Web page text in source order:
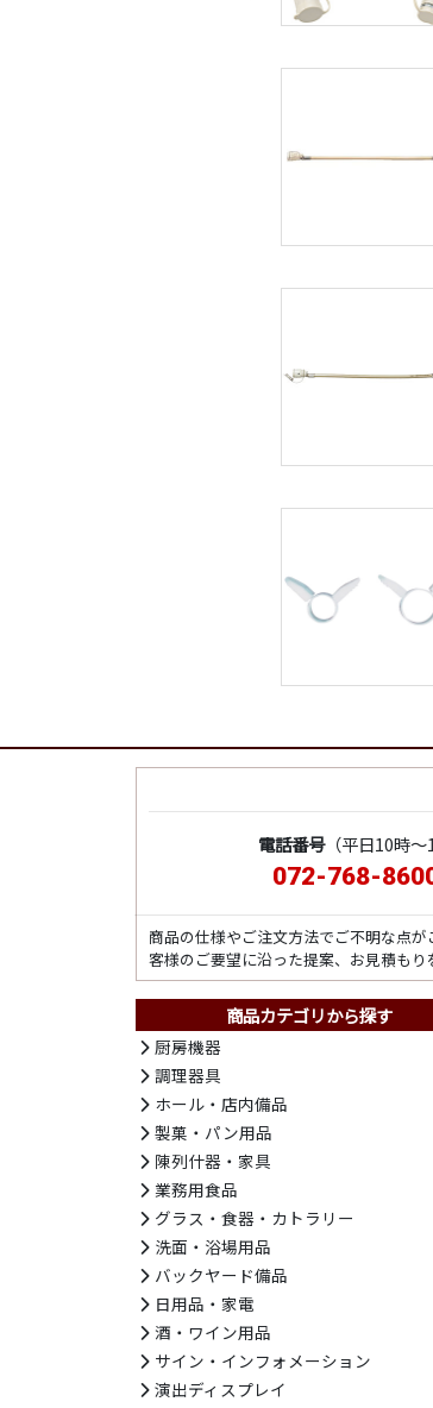
電話番号（平日10時～
072-768-
商品の仕様やご注文方法でご不明な点
客様のご要望に沿った提案、お見積もり
商品カテゴリから探す
厨房機器
調理器具
ホール・店内備品
製菓・パン用品
陳列什器・家具
業務用食品
グラス・食器・カトラリー
洗面・浴場用品
バックヤード備品
日用品・家電
酒・ワイン用品
サイン・インフォメーション
演出ディスプレイ